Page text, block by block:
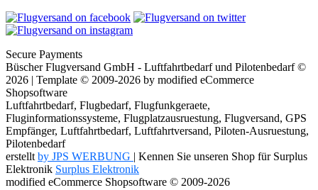
Secure Payments
Büscher Flugversand GmbH - Luftfahrtbedarf und Pilotenbedarf ©
2026 | Template © 2009-2026 by modified eCommerce
Shopsoftware
Luftfahrtbedarf, Flugbedarf, Flugfunkgeraete,
Fluginformationssysteme, Flugplatzausruestung, Flugversand, GPS
Empfänger, Luftfahrtbedarf, Luftfahrtversand, Piloten-Ausruestung,
Pilotenbedarf
erstellt by JPS WERBUNG | Kennen Sie unseren Shop für Surplus
Elektronik Surplus Elektronik
modified eCommerce Shopsoftware © 2009-2026